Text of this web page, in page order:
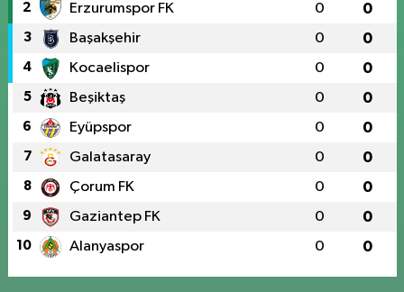
2 Erzurumspor FK 0 0
3 Başakşehir 0 0
4 Kocaelispor 0 0
5 Beşiktaş 0 0
6 Eyüpspor 0 0
7 Galatasaray 0 0
8 Çorum FK 0 0
9 Gaziantep FK 0 0
10 Alanyaspor 0 0